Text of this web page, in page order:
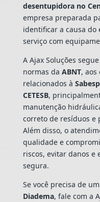
desentupidora no
empresa preparada
identificar a causa
serviço com
A Ajax Soluções
normas da ABNT, aos
relacionados à Sabesp
CETESB,
manutenção
correto de resíduos e
Além disso, o
qualidade e
riscos, evitar danos e
segura.
Se você precisa de
Diadema, fale com a